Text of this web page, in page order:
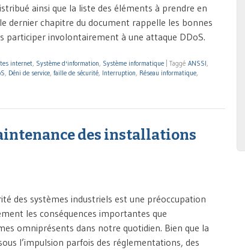
ainsi que la liste des éléments à prendre en
dernier chapitre du document rappelle les bonnes
participer involontairement à une attaque DDoS.
internet Système d'information Système informatique Taggé ANSSI
Déni de service faille de sécurité Interruption Réseau informatique
des installations
des systèmes industriels est une préoccupation
les conséquences importantes que
omniprésents dans notre quotidien. Bien que la
l’impulsion parfois des réglementations, des